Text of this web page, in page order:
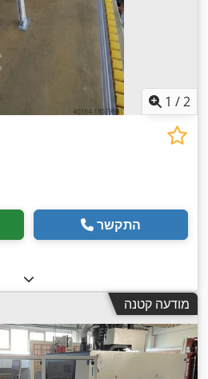
1 /2
התקשר
מודעה קטנה